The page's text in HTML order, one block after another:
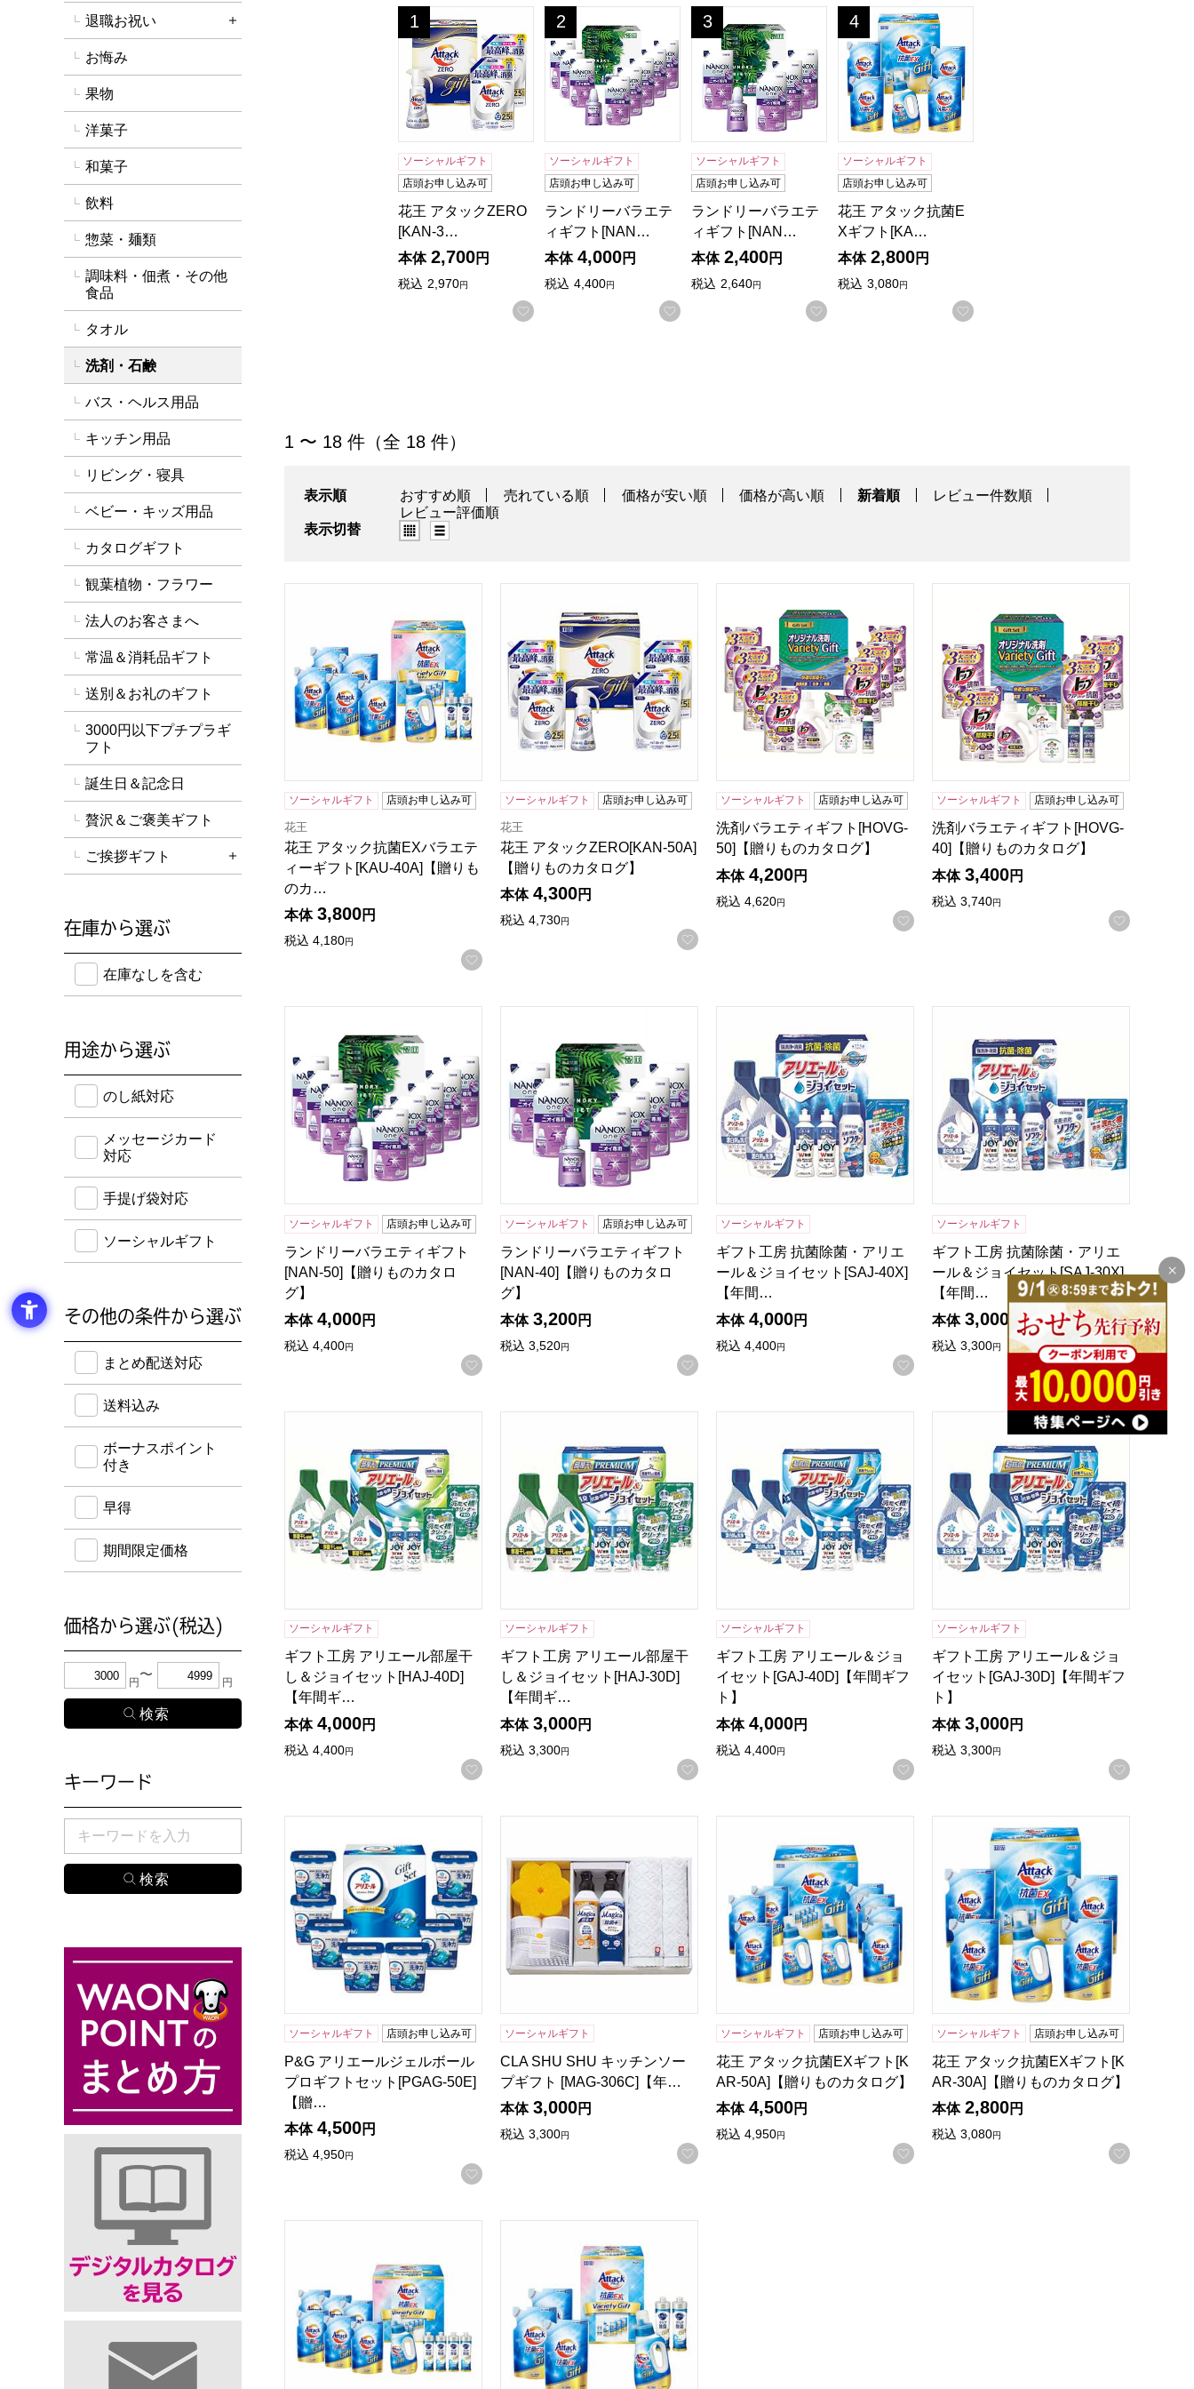
花王 アタックZERO[KAN-30A]【贈りものカタログ】
1
位
ソーシャルギフト
店頭お申し込み可
花王 アタックZERO
[KAN-3…
本体 2,700円
税込 2,970円
お気に入りに登録する
ランドリーバラエティギフト[NAN-50]【贈りものカタログ】
2
位
ソーシャルギフト
店頭お申し込み可
ランドリーバラエテ
ィギフト[NAN…
本体 4,000円
税込 4,400円
お気に入りに登録する
ランドリーバラエティギフト[NAN-30]【贈りものカタログ】
3
位
ソーシャルギフト
店頭お申し込み可
ランドリーバラエテ
ィギフト[NAN…
本体 2,400円
税込 2,640円
お気に入りに登録する
花王 アタック抗菌EXギフト[KAR-30A]【贈りものカタ
4
位
ソーシャルギフト
店頭お申し込み可
花王 アタック抗菌E
Xギフト[KA…
本体 2,800円
税込 3,080円
お気に入りに登録する
「洗剤・石鹸」の商品一覧
1 〜 18 件（全 18 件）
表示順 おすすめ順 売れている順 価格が安い順 価格が高い順 新着順
レビュー件数順
レビュー評価順
表示切替
グリッド表示（タイル表示）
ソーシャルギフト 店頭お申し込み可
花王
花王 アタック抗菌EXバラエテ
ィーギフト[KAU-40A]【贈りも
のカ…
本体 3,800円
税込 4,180円
お気に入りに登録する
ソーシャルギフト 店頭お申し込み可
花王
花王 アタックZERO[KAN-50A]
【贈りものカタログ】
本体 4,300円
税込 4,730円
お気に入りに登録する
ソーシャルギフト 店頭お申し込み可
洗剤バラエティギフト[HOVG-
50]【贈りものカタログ】
本体 4,200円
税込 4,620円
お気に入りに登録する
ソーシャルギフト 店頭お申し込み可
洗剤バラエティギフト[HOVG-
40]【贈りものカタログ】
本体 3,400円
税込 3,740円
お気に入
ソーシャルギフト 店頭お申し込み可
ランドリーバラエティギフト
[NAN-50]【贈りものカタロ
グ】
本体 4,000円
税込 4,400円
お気に入りに登録する
ソーシャルギフト 店頭お申し込み可
ランドリーバラエティギフト
[NAN-40]【贈りものカタロ
グ】
本体 3,200円
税込 3,520円
お気に入りに登録する
ソーシャルギフト
ギフト工房 抗菌除菌・アリエ
ール＆ジョイセット[SAJ-40X]
【年間…
本体 4,000円
税込 4,400円
お気に入りに登録する
ソーシャルギフト
ギフト工房 抗菌除菌・アリエ
ール＆ジョイセット[SAJ-30X]
【年間…
本体 3,000 円
税込 3,300円
お気に入
ソーシャルギフト
ギフト工房 アリエール部屋干
し＆ジョイセット[HAJ-40D]
【年間ギ…
本体 4,000円
税込 4,400円
お気に入りに登録する
ソーシャルギフト
ギフト工房 アリエール部屋干
し＆ジョイセット[HAJ-30D]
【年間ギ…
本体 3,000円
税込 3,300円
お気に入りに登録する
ギフト工房 アリエール＆ジョイセット[GAJ-40D]【年間ギフト】
ソーシャルギフト
ギフト工房 アリエール＆ジョ
イセット[GAJ-40D]【年間ギフ
ト】
本体 4,000円
税込 4,400円
お気に入りに登録する
ギフト工房 アリエール＆ジョイセット
ソーシャルギフト
ギフト工房 アリエール＆ジョ
イセット[GAJ-30D]【年間ギフ
ト】
本体 3,000円
税込 3,300円
お気に入
ソーシャルギフト 店頭お申し込み可
P&G アリエールジェルボール
プロギフトセット[PGAG-50E]
【贈…
本体 4,500円
税込 4,950円
お気に入りに登録する
ソーシャルギフト
CLA SHU SHU キッチンソー
プギフト [MAG-306C]【年…
本体 3,000円
税込 3,300円
お気に入りに登録する
花王 アタック抗菌EXギフト[KAR-50A]【贈りものカタログ】
ソーシャルギフト 店頭お申し込み可
花王 アタック抗菌EXギフト[K
AR-50A]【贈りものカタログ】
本体 4,500円
税込 4,950円
お気に入りに登録する
花王 アタック抗菌EXギフト[KAR-30A]
ソーシャルギフト 店頭お申し込み可
花王 アタック抗菌EXギフト[K
AR-30A]【贈りものカタログ】
本体 2,800円
税込 3,080円
お気に入
退職お祝い
詳細を開く
お悔み
果物
洋菓子
和菓子
飲料
惣菜・麺類
調味料・佃煮・その他
食品
タオル
洗剤・石鹸
バス・ヘルス用品
キッチン用品
リビング・寝具
ベビー・キッズ用品
カタログギフト
観葉植物・フラワー
法人のお客さまへ
常温＆消耗品ギフト
送別＆お礼のギフト
3000円以下プチプラギ
フト
誕生日＆記念日
贅沢＆ご褒美ギフト
ご挨拶ギフト 詳細を開く
在庫から選ぶ
在庫のない商品を含めて検索することができます。
在庫なしを含む
用途から選ぶ
のし紙・メッセージカード・手提げ袋に対応している商品から絞りこむことができます。
のし紙対応
メッセージカード
対応
手提げ袋対応
ソーシャルギフト
その他の条件から選ぶ
送料込み・ボーナスポイント付き・早得・期間限定商品から絞り込むことができます。
まとめ配送対応
送料込み
ボーナスポイント
付き
早得
期間限定価格
価格から選ぶ(税込)
下限金額・上限金額のどちらか１つまたは両方に、検索したい金額を入力してください。
円 円
キーワード
検索したい商品のキーワードを入力してください。